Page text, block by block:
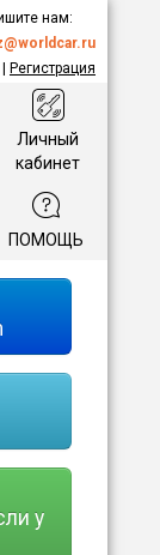
нам:
Регистрация
Личный
кабинет
ПОМОЩЬ
у